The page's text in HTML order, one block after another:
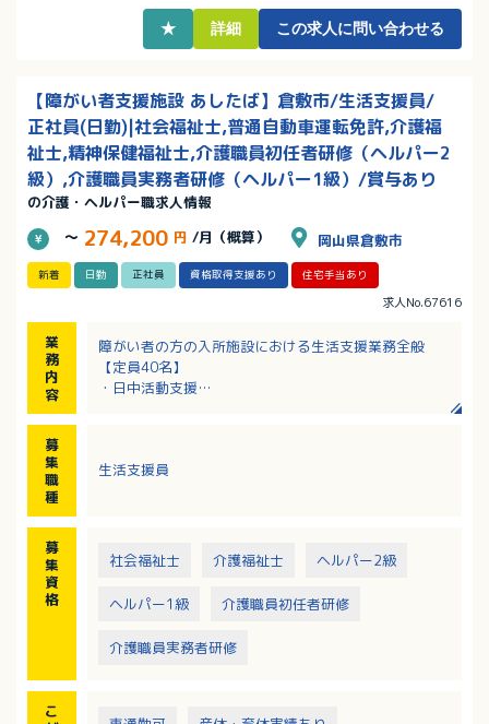
など手厚い福利厚生が魅力！
・資格取得、研修参加などスキルアップを応援！
★ 詳細 この求人に問い合わせる
【障がい者支援施設 あしたば】倉敷市/生活支援員/
正社員(日勤)|社会福祉士,普通自動車運転免許,介護福
祉士,精神保健福祉士,介護職員初任者研修（ヘルパー2
級）,介護職員実務者研修（ヘルパー1級）/賞与あり
の介護・ヘルパー職求人情報
～ 274,200 円 /月（概算） 岡山県倉敷市
新着 日勤 正社員 資格取得支援あり 住宅手当あり
求人No.67616
業
務
内
容
障がい者の方の入所施設における生活支援業務全般
【定員40名】
・日中活動支援
募
集
職
種
生活支援員
募
集
資
格
社会福祉士 介護福祉士 ヘルパー2級
ヘルパー1級 介護職員初任者研修
介護職員実務者研修
こ